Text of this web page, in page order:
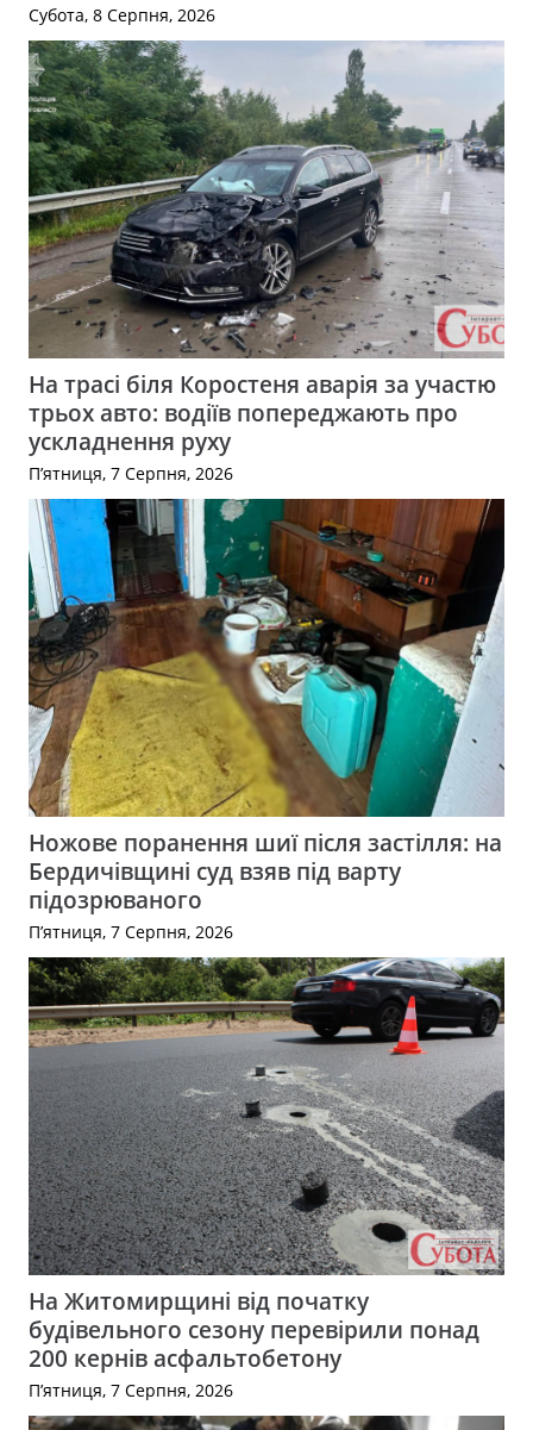
Субота, 8 Серпня, 2026
На трасі біля Коростеня аварія за участю
трьох авто: водіїв попереджають про
ускладнення руху
П’ятниця, 7 Серпня, 2026
Ножове поранення шиї після застілля: на
Бердичівщині суд взяв під варту
підозрюваного
П’ятниця, 7 Серпня, 2026
На Житомирщині від початку
будівельного сезону перевірили понад
200 кернів асфальтобетону
П’ятниця, 7 Серпня, 2026